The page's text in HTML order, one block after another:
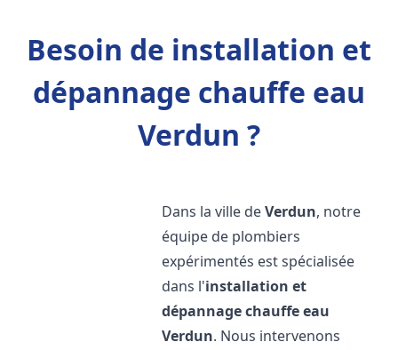
Besoin de installation et
dépannage chauffe eau
Verdun ?
Dans la ville deVerdun, notre
équipe de plombiers
expérimentés est spécialisée
dans l'installation et
dépannage chauffe eau
Verdun. Nous intervenons